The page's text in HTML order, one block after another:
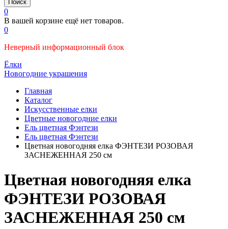
0
В вашей корзине ещё нет товаров.
0
Неверный информационный блок
Ёлки
Новогодние украшения
Главная
Каталог
Искусственные елки
Цветные новогодние елки
Ель цветная Фэнтези
Ель цветная Фэнтези
Цветная новогодняя елка ФЭНТЕЗИ РОЗОВАЯ
ЗАСНЕЖЕННАЯ 250 см
Цветная новогодняя елка
ФЭНТЕЗИ РОЗОВАЯ
ЗАСНЕЖЕННАЯ 250 см